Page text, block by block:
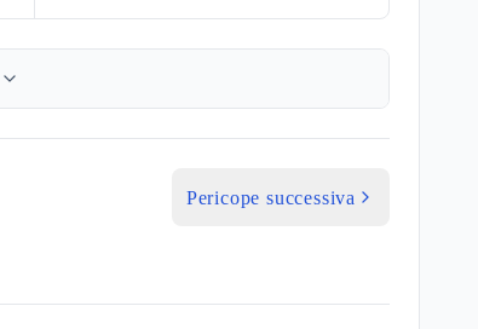
Pericope successiva